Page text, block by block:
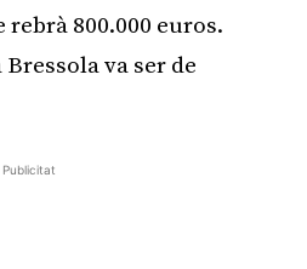
800.000 euros.
Bressola va ser de
Publicitat